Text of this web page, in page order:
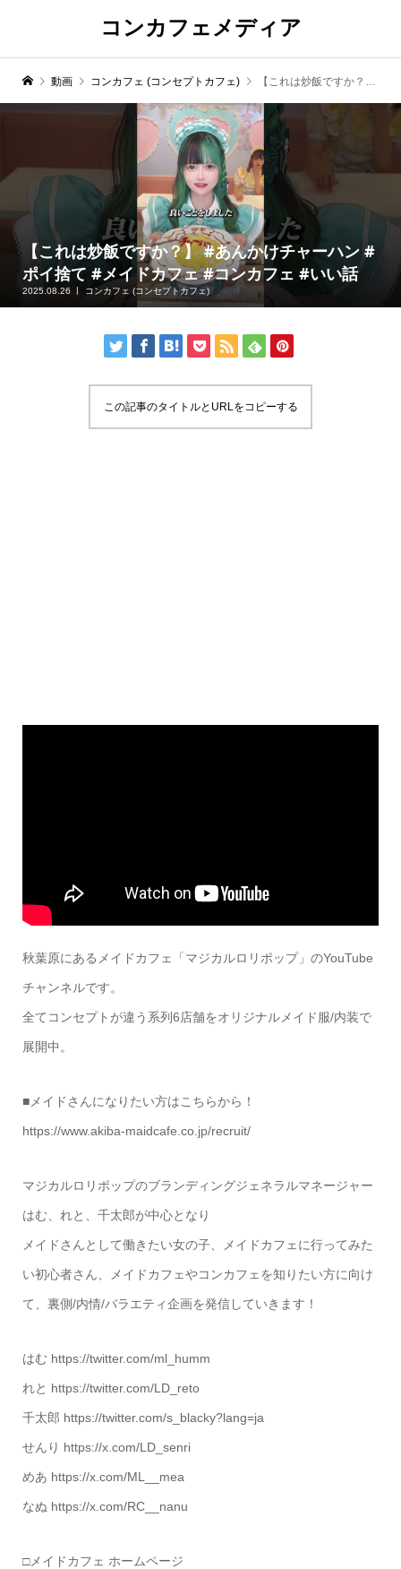
コンカフェメディア
動画 コンカフェ (コンセプトカフェ) 【これは炒飯ですか？】 #あんかけチャーハン #ポイ捨て #メイドカフェ #コンカフェ #いい話
【これは炒飯ですか？】 #あんかけチャーハン #
ポイ捨て #メイドカフェ #コンカフェ #いい話
2025.08.26 コンカフェ (コンセプトカフェ)
この記事のタイトルとURLをコピーする
秋葉原にあるメイドカフェ「マジカルロリポップ」のYouTube
チャンネルです。
全てコンセプトが違う系列6店舗をオリジナルメイド服/内装で
展開中。
■メイドさんになりたい方はこちらから！
https://www.akiba-maidcafe.co.jp/recruit/
マジカルロリポップのブランディングジェネラルマネージャー
はむ、れと、千太郎が中心となり
メイドさんとして働きたい女の子、メイドカフェに行ってみた
い初心者さん、メイドカフェやコンカフェを知りたい方に向け
て、裏側/内情/バラエティ企画を発信していきます！
はむ https://twitter.com/ml_humm
れと https://twitter.com/LD_reto
千太郎 https://twitter.com/s_blacky?lang=ja
せんり https://x.com/LD_senri
めあ https://x.com/ML__mea
なぬ https://x.com/RC__nanu
□メイドカフェ ホームページ